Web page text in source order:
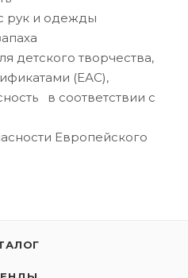
рук и одежды
детского творчества,
(ЕАС),
в соответствии с
Европейского